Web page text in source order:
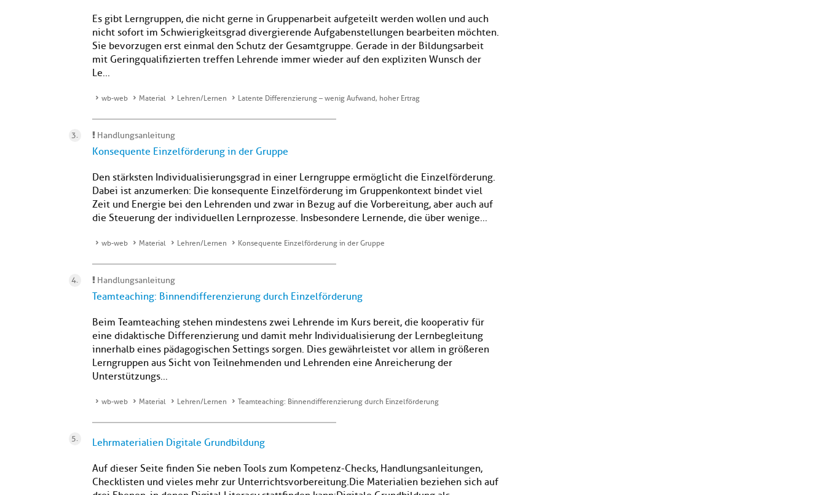
Es gibt Lerngruppen, die nicht gerne in Gruppenarbeit aufgeteilt werden wollen und auch
nicht sofort im Schwierigkeitsgrad divergierende Aufgabenstellungen bearbeiten möchten.
Sie bevorzugen erst einmal den Schutz der Gesamtgruppe. Gerade in der Bildungsarbeit
mit Geringqualifizierten treffen Lehrende immer wieder auf den expliziten Wunsch der
Le...
wb-web Material Lehren/Lernen Latente Differenzierung – wenig Aufwand, hoher Ertrag
Handlungsanleitung
Konsequente Einzelförderung in der Gruppe
Den stärksten Individualisierungsgrad in einer Lerngruppe ermöglicht die Einzelförderung.
Dabei ist anzumerken: Die konsequente Einzelförderung im Gruppenkontext bindet viel
Zeit und Energie bei den Lehrenden und zwar in Bezug auf die Vorbereitung, aber auch auf
die Steuerung der individuellen Lernprozesse. Insbesondere Lernende, die über wenige...
wb-web Material Lehren/Lernen Konsequente Einzelförderung in der Gruppe
Handlungsanleitung
Teamteaching: Binnendifferenzierung durch Einzelförderung
Beim Teamteaching stehen mindestens zwei Lehrende im Kurs bereit, die kooperativ für
eine didaktische Differenzierung und damit mehr Individualisierung der Lernbegleitung
innerhalb eines pädagogischen Settings sorgen. Dies gewährleistet vor allem in größeren
Lerngruppen aus Sicht von Teilnehmenden und Lehrenden eine Anreicherung der
Unterstützungs...
wb-web Material Lehren/Lernen Teamteaching: Binnendifferenzierung durch Einzelförderung
Lehrmaterialien Digitale Grundbildung
Auf dieser Seite finden Sie neben Tools zum Kompetenz-Checks, Handlungsanleitungen,
Checklisten und vieles mehr zur Unterrichtsvorbereitung. Die Materialien beziehen sich auf